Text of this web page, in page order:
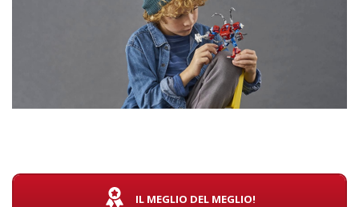
IL MEGLIO DEL MEGLIO!